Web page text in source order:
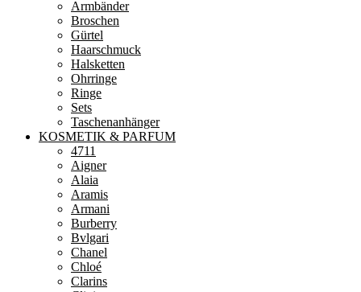
Armbänder
Broschen
Gürtel
Haarschmuck
Halsketten
Ohrringe
Ringe
Sets
Taschenanhänger
KOSMETIK & PARFUM
4711
Aigner
Alaia
Aramis
Armani
Burberry
Bvlgari
Chanel
Chloé
Clarins